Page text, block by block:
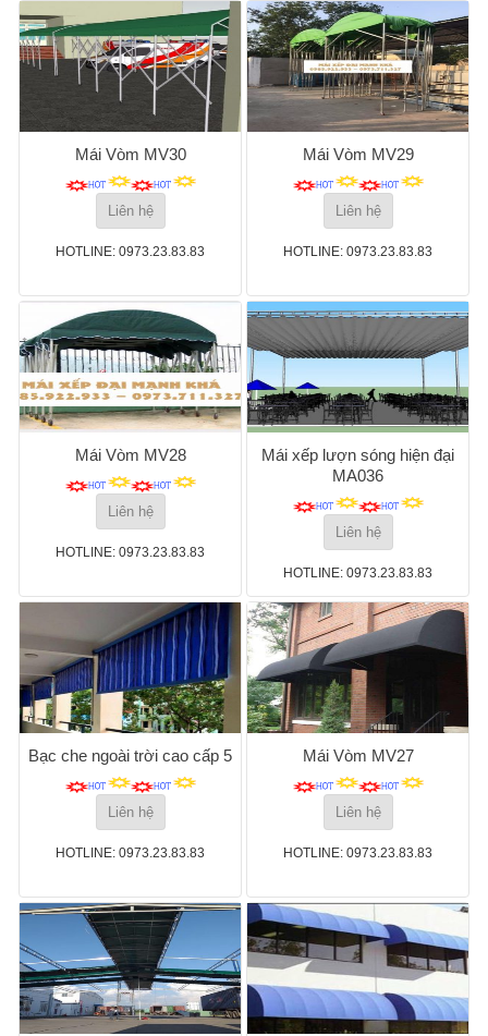
Mái Vòm MV30
Liên hệ
HOTLINE: 0973.23.83.83
Mái Vòm MV29
Liên hệ
HOTLINE: 0973.23.83.83
Mái Vòm MV28
Liên hệ
HOTLINE: 0973.23.83.83
Mái xếp lượn sóng hiện đại
MA036
Liên hệ
HOTLINE: 0973.23.83.83
Bạc che ngoài trời cao cấp 5
Liên hệ
HOTLINE: 0973.23.83.83
Mái Vòm MV27
Liên hệ
HOTLINE: 0973.23.83.83